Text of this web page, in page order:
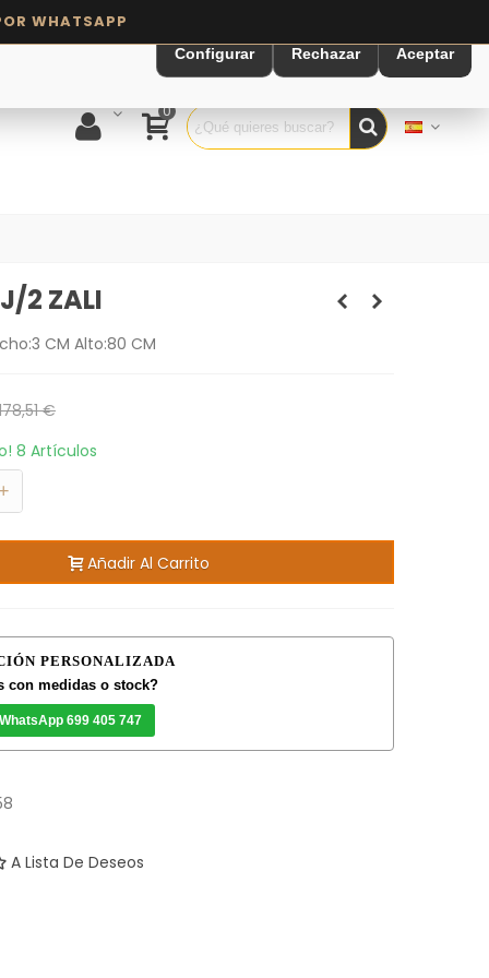
0
2 ZALI
CM Alto:80 CM
€
8 Artículos
+
Añadir Al Carrito
PERSONALIZADA
con medidas o stock?
699 405 747
A Lista De Deseos
Configurar Rechazar Aceptar